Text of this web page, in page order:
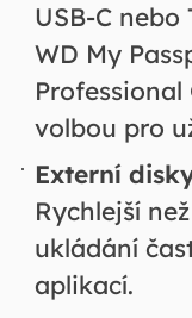
USB-C
WD My
volbou pro
Externí
Rychlejší
ukládání
aplikací.